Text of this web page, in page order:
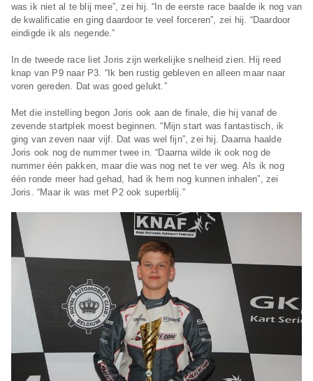
was ik niet al te blij mee”, zei hij. “In de eerste race baalde ik nog van
de kwalificatie en ging daardoor te veel forceren”, zei hij. “Daardoor
eindigde ik als negende.”
In de tweede race liet Joris zijn werkelijke snelheid zien. Hij reed
knap van P9 naar P3. “Ik ben rustig gebleven en alleen maar naar
voren gereden. Dat was goed gelukt.”
Met die instelling begon Joris ook aan de finale, die hij vanaf de
zevende startplek moest beginnen. “Mijn start was fantastisch, ik
ging van zeven naar vijf. Dat was wel fijn”, zei hij. Daarna haalde
Joris ook nog de nummer twee in. “Daarna wilde ik ook nog de
nummer één pakken, maar die was nog net te ver weg. Als ik nog
één ronde meer had gehad, had ik hem nog kunnen inhalen”, zei
Joris. “Maar ik was met P2 ook superblij.”